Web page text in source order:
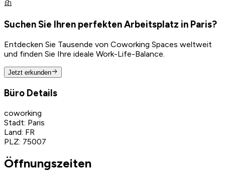
Suchen Sie Ihren perfekten Arbeitsplatz in Paris?
Entdecken Sie Tausende von Coworking Spaces weltweit
und finden Sie Ihre ideale Work-Life-Balance.
Jetzt erkunden
Büro Details
coworking
Stadt: Paris
Land: FR
PLZ: 75007
Öffnungszeiten